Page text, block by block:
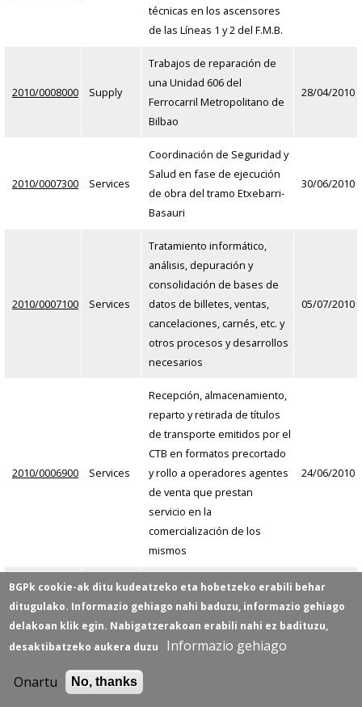
técnicas en los ascensores
de las Líneas 1 y 2 del F.M.B.
2010/0008000 Supply
Trabajos de reparación de
una Unidad 606 del
Ferrocarril Metropolitano de
Bilbao
28/04/2010
2010/0007300 Services
Coordinación de Seguridad y
Salud en fase de ejecución
de obra del tramo Etxebarri-
Basauri
30/06/2010
2010/0007100 Services
Tratamiento informático,
análisis, depuración y
consolidación de bases de
datos de billetes, ventas,
cancelaciones, carnés, etc. y
otros procesos y desarrollos
necesarios
05/07/2010
2010/0006900 Services
Recepción, almacenamiento,
reparto y retirada de títulos
de transporte emitidos por el
CTB en formatos precortado
y rollo a operadores agentes
de venta que prestan
servicio en la
comercialización de los
mismos
24/06/2010
2010/0006800 Services
Prestación del Servicio de
Atención al Público en la
oficina de la Plaza Bidezabal
de Getxo
21/06/2010
BGPk cookie-ak ditu kudeatzeko eta hobetzeko erabili behar
ditugulako. Informazio gehiago nahi baduzu, informazio gehiago
delakoan klik egin. Nabigatzerakoan erabili nahi ez badituzu,
desaktibatzeko aukera duzu
Informazio gehiago
Onartu No, thanks